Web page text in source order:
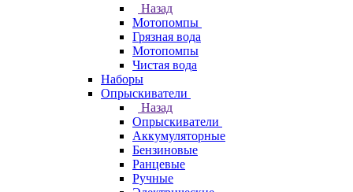
Назад
Мотопомпы
Грязная вода
Мотопомпы
Чистая вода
Наборы
Опрыскиватели
Назад
Опрыскиватели
Аккумуляторные
Бензиновые
Ранцевые
Ручные